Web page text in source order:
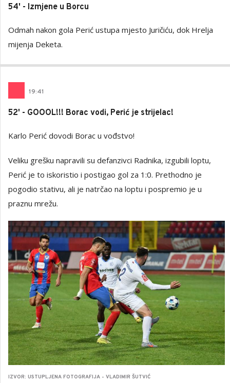
54' - Izmjene u Borcu
Odmah nakon gola Perić ustupa mjesto Juričiću, dok Hrelja
mijenja Deketa.
19:41
52' - GOOOL!!! Borac vodi, Perić je strijelac!
Karlo Perić dovodi Borac u vođstvo!
Veliku grešku napravili su defanzivci Radnika, izgubili loptu,
Perić je to iskoristio i postigao gol za 1:0. Prethodno je
pogodio stativu, ali je natrčao na loptu i pospremio je u
praznu mrežu.
IZVOR: USTUPLJENA FOTOGRAFIJA - VLADIMIR ŠUTVIĆ